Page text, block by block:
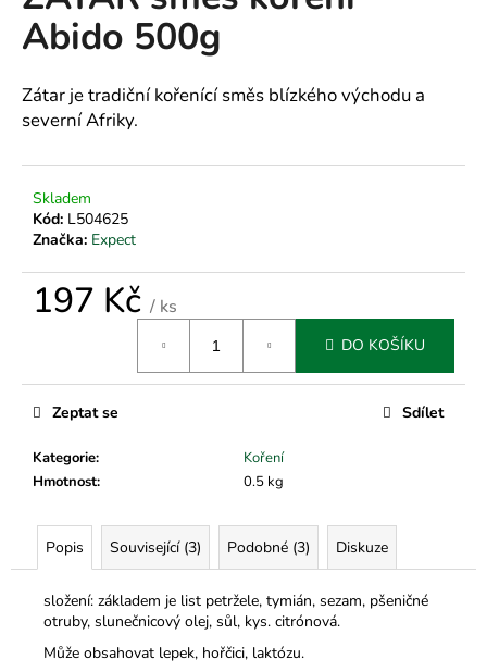
3,0
z
hvězdiček.
Abido 500g
Zátar je tradiční kořenící směs blízkého východu a
severní Afriky.
Skladem
Kód: L504625
Značka: Expect
197 Kč / ks
DO KOŠÍKU
Kategorie:
Koření
Hmotnost: 0.5 kg
Zeptat se Sdílet
Popis Související (3) Podobné (3) Diskuze
složení: základem je list petržele, tymián, sezam, pšeničné
otruby, slunečnicový olej, sůl, kys. citrónová.
Může obsahovat lepek, hořčici, laktózu.
a
j
í
t
p
o
u
e